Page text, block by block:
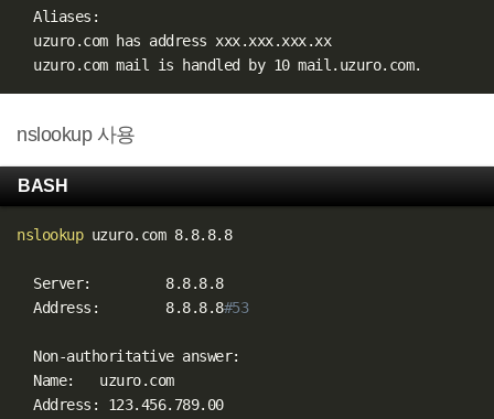
  Aliases:
  uzuro.com has address xxx.xxx.xxx.xx
nslookup 사용
BASH
nslookup uzuro.com 8.8.8.8
  Server:         8.8.8.8
  Address:        8.8.8.8
#53
  Non-authoritative answer:
  Name:   uzuro.com
  Address: 123.456.789.00